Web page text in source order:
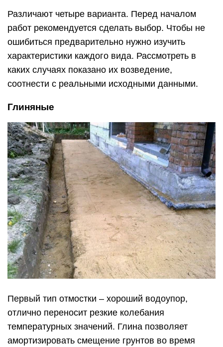
Различают четыре варианта. Перед началом
работ рекомендуется сделать выбор. Чтобы не
ошибиться предварительно нужно изучить
характеристики каждого вида. Рассмотреть в
каких случаях показано их возведение,
соотнести с реальными исходными данными.
Глиняные
Первый тип отмостки – хороший водоупор,
отлично переносит резкие колебания
температурных значений. Глина позволяет
амортизировать смещение грунтов во время